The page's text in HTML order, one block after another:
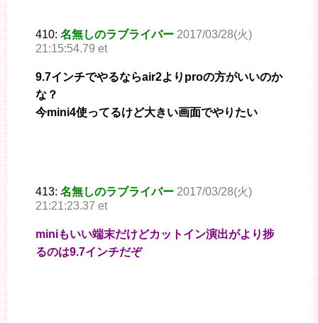
410: 名無しのラブライバー 2017/03/28(火)
21:15:54.79 et
9.7インチでやるならair2よりproの方がいいのか
な？
今mini4使ってるけど大きい画面でやりたい
413: 名無しのラブライバー 2017/03/28(火)
21:21:23.37 et
miniもいい端末だけどカットイン演出がより捗
るのは9.7インチだぞ